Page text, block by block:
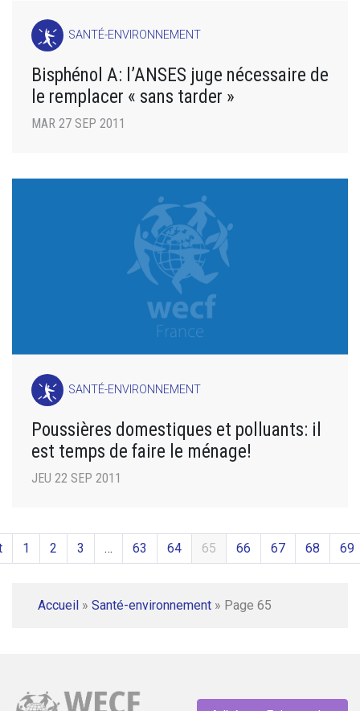
SANTÉ-ENVIRONNEMENT
Bisphénol A: l’ANSES juge nécessaire de
le remplacer « sans tarder »
MAR 27 SEP 2011
SANTÉ-ENVIRONNEMENT
Poussières domestiques et polluants: il
est temps de faire le ménage!
JEU 22 SEP 2011
1 2 3 … 63 64 65 66 67 68 69
Accueil » Santé-environnement » Page 65